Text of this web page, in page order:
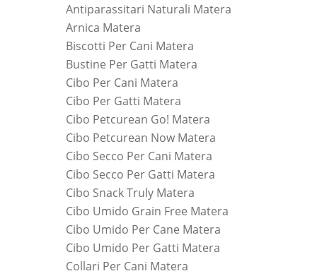
Antiparassitari Naturali Matera
Arnica Matera
Biscotti Per Cani Matera
Bustine Per Gatti Matera
Cibo Per Cani Matera
Cibo Per Gatti Matera
Cibo Petcurean Go! Matera
Cibo Petcurean Now Matera
Cibo Secco Per Cani Matera
Cibo Secco Per Gatti Matera
Cibo Snack Truly Matera
Cibo Umido Grain Free Matera
Cibo Umido Per Cane Matera
Cibo Umido Per Gatti Matera
Collari Per Cani Matera